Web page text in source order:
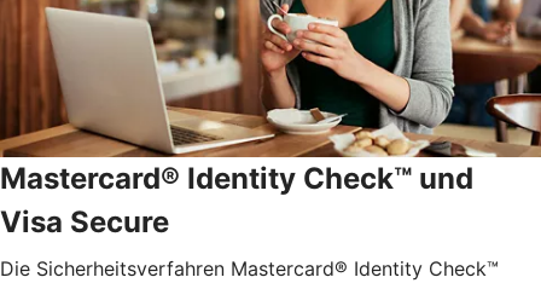
Mastercard® Identity Check™ und
Visa Secure
Die Sicherheitsverfahren Mastercard® Identity Check™